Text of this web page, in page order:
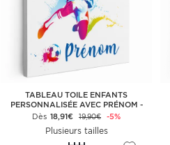
TABLEAU TOILE ENFANTS
PERSONNALISÉE AVEC PRÉNOM -
JOUEUR DE FOOT
Dès 18,91€ 19,90€ -5%
Plusieurs tailles